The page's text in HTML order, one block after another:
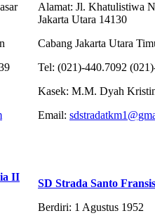
Alamat: Jl. Khatulistiwa
Jakarta Utara 14130
Cabang Jakarta Utara
Tel: (021)-440.7092
Kasek: M.M. Dyah
Email:
II
SD Strada Santo
Berdiri: 1 Agustus 1952